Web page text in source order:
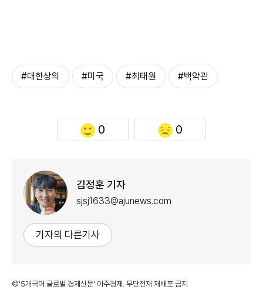
#대한상의 #미국 #최태원 #백악관
0 0
김정훈 기자
sjsj1633@ajunews.com
기자의 다른기사
©'5개국어 글로벌 경제신문' 아주경제. 무단전재·재배포 금지